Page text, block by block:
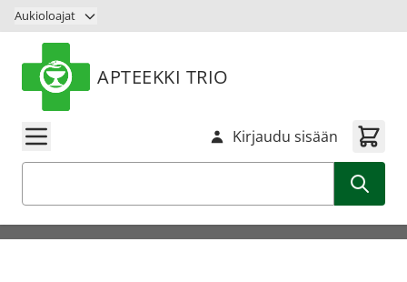
Siirry sisältöön
Aukioloajat
APTEEKKI TRIO
Kirjaudu sisään